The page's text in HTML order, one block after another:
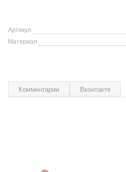
Артикул
Материал
Комментарии Вконтакте